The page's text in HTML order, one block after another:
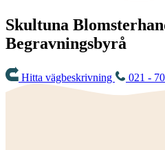
Skultuna
Begravningsbyrå
Hitta vägbeskrivning 021 -